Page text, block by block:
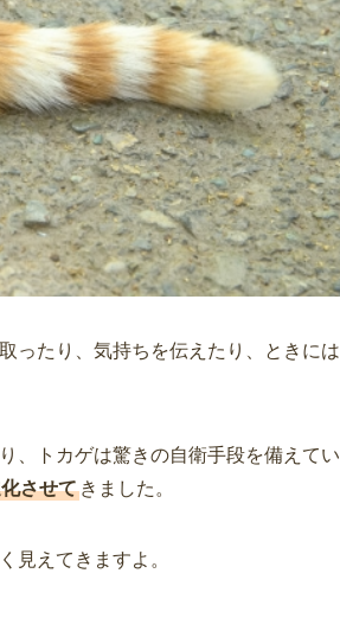
ったり、気持ちを伝えたり、ときに
、トカゲは驚きの自衛手段を備えて
させて きました。
見えてきますよ。